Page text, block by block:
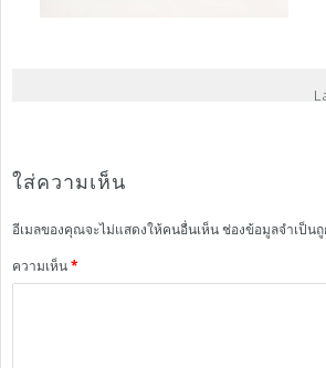
ใส่ความเห็น
อีเมลของคุณจะไม่แสดงให้คนอื่นเห็นช่องข้อมูลจำเป็น
ความเห็น*